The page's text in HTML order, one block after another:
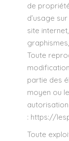
de
d’usage
site
Toute
partie des
moyen ou
: https://
Toute